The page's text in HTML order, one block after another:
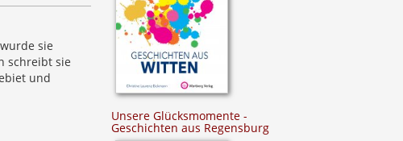
sie
schreibt sie
und
Unsere Glücksmomente -
Geschichten aus Regensburg